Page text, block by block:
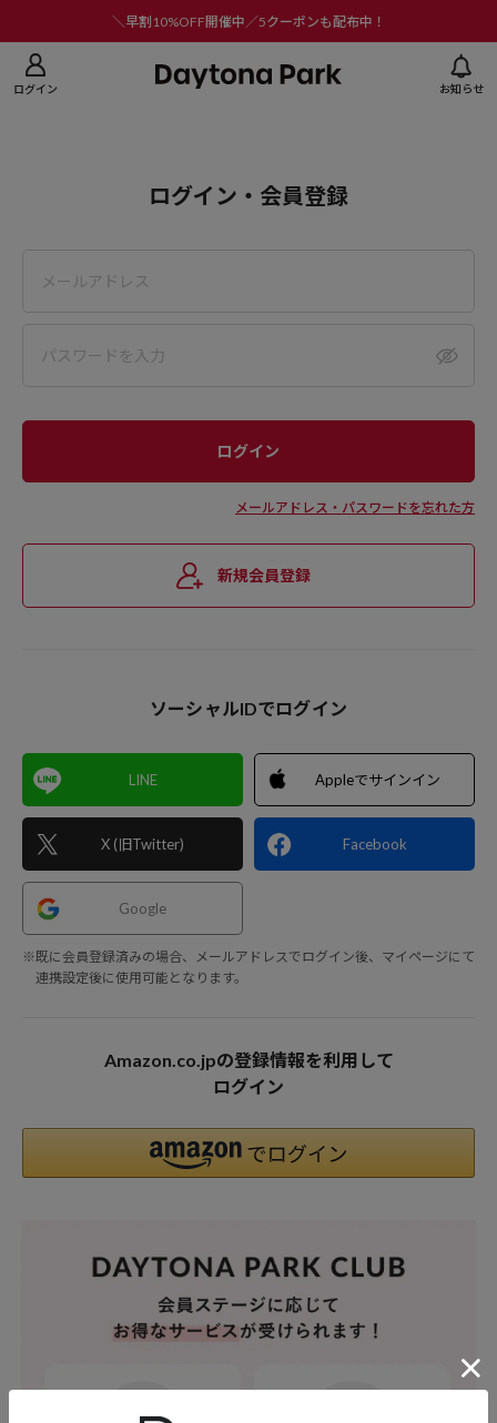
＼早割10%OFF開催中／5クーポンも配布中！
ログイン お知らせ
ログイン・会員登録
メールアドレス・パスワードを忘れた方
新規会員登録
ソーシャルIDでログイン
LINE
X (旧Twitter)
Appleでサインイン
Facebook
Google
※既に会員登録済みの場合、メールアドレスでログイン後、マイページにて
連携設定後に使用可能となります。
Amazon.co.jpの登録情報を利用して
ログイン